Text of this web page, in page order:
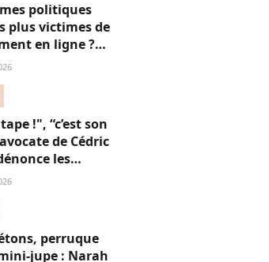
politiques
plus victimes de
en ligne ?
interroge ce
!", “c’est son
de Cédric
les
misogynes
toutes ses
perruque
jupe : Narah